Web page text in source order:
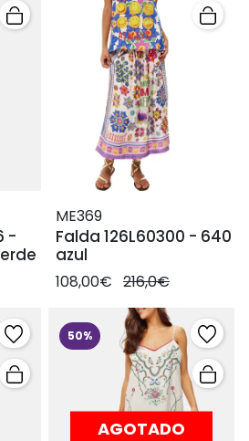
-
ME369
Falda 126L60300 - 640
azul
108,00€ 216,0€
50%
AGOTADO